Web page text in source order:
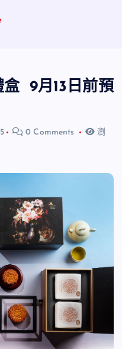
盒 9月13日前預
0 Comments
瀏